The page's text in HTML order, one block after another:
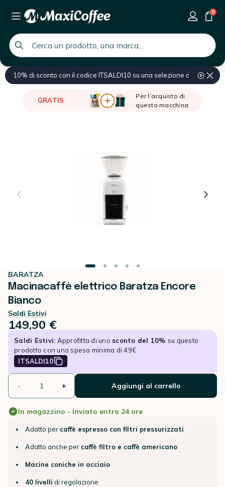
global.search.placeholder
0
10% di sconto con il codice ITSALDI10 su una selezione di prodotti
Home Marche Baratza
GRATIS
Per l’acquisto di
questa macchina
BARATZA
Macinacaffè elettrico Baratza Encore
Bianco
Saldi Estivi
149,90 €
Saldi Estivi: Approfitta di uno sconto del 10% su questo
prodotto con una spesa minima di 49€
ITSALDI10
- + Aggiungi al carrello
In magazzino - Inviato entro 24 ore
Adatto per caffè espresso con filtri pressurizzati
Adatto anche per caffè filtro e caffè americano
Macine coniche in acciaio
40 livelli di regolazione